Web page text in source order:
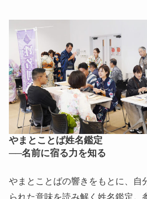
やまとことば姓名鑑定
──名前に宿る力を知る
やまとことばの響きをもとに、自